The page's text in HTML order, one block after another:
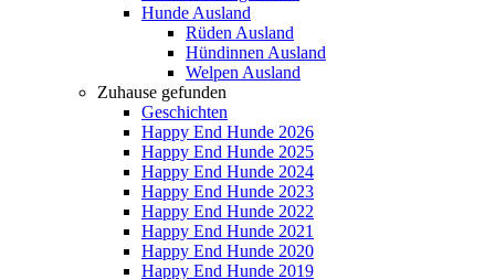
Hunde Ausland
Rüden Ausland
Hündinnen Ausland
Welpen Ausland
Zuhause gefunden
Geschichten
Happy End Hunde 2026
Happy End Hunde 2025
Happy End Hunde 2024
Happy End Hunde 2023
Happy End Hunde 2022
Happy End Hunde 2021
Happy End Hunde 2020
Happy End Hunde 2019